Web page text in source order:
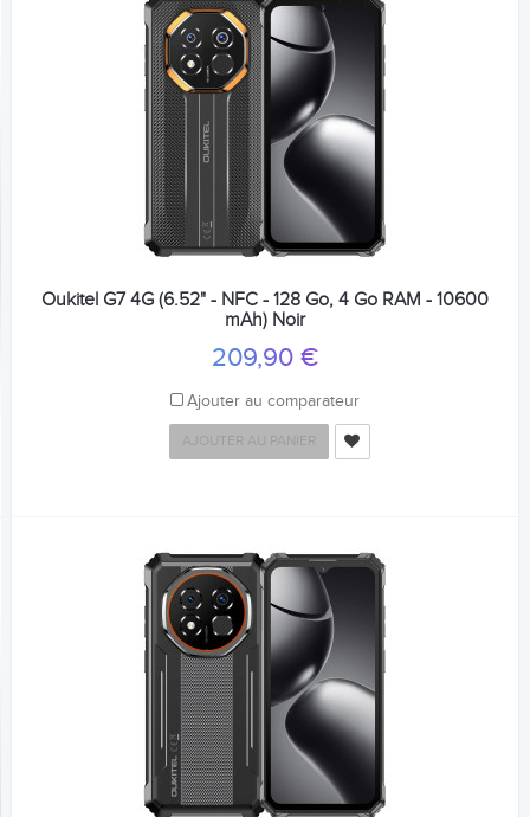
Oukitel G7 4G (6.52" - NFC - 128 Go, 4 Go RAM - 10600
mAh) Noir
209,90 €
Ajouter au comparateur
AJOUTER AU PANIER